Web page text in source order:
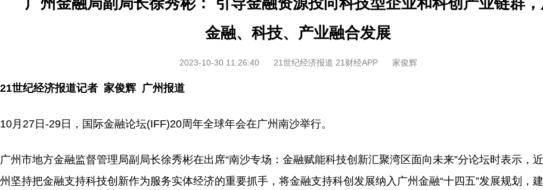
金融、科技、产业融合发展
2023-10-30 11:26:40 21世纪经济报道 21财经APP 家俊辉
21世纪经济报道记者 家俊辉 广州报道
10月27日-29日，国际金融论坛(IFF)20周年全球年会在广州南沙举行。
广州市地方金融监督管理局副局长徐秀彬在出席“南沙专场：金融赋能科技创新汇聚湾区面向未来”分论坛时表示，
州坚持把金融支持科技创新作为服务实体经济的重要抓手，将金融支持科创发展纳入广州金融“十四五”发展规划，